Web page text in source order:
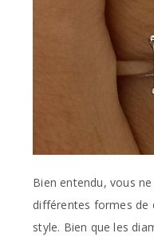
Bien entendu, vous
différentes formes de
style. Bien que les